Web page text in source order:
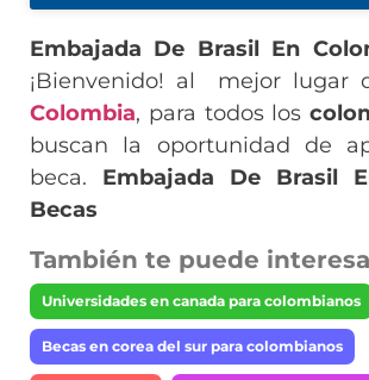
Embajada De Brasil En
¡Bienvenido! al mejor lugar
Colombia, para todos los
buscan la oportunidad de
beca. Embajada De Brasil
Becas
También te puede
Universidades en canada para colombianos
Becas en corea del sur para colombianos